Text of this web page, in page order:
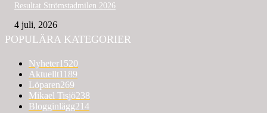
Resultat Strömstadmilen 2026
4 juli, 2026
POPULÄRA KATEGORIER
Nyheter1520
Aktuellt1189
Löparen269
Mikael Tisjö238
Blogginlägg214